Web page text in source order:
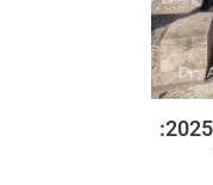
טיול לעובדי עיריית ביתר עילית אוקטובר 2025: